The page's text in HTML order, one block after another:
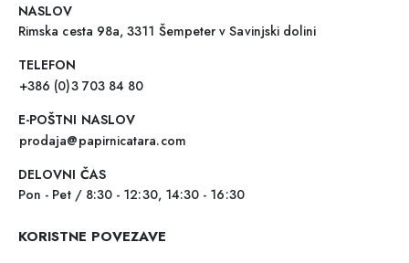
NASLOV
Rimska cesta 98a, 3311 Šempeter v Savinjski dolini
TELEFON
+386 (0)3 703 84 80
E-POŠTNI NASLOV
prodaja@papirnicatara.com
DELOVNI ČAS
Pon - Pet / 8:30 - 12:30, 14:30 - 16:30
KORISTNE POVEZAVE